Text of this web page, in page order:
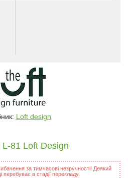
Loft design
L-81 Loft Design
за тимчасові незручності! Деякий
перебуває в стадії перекладу.